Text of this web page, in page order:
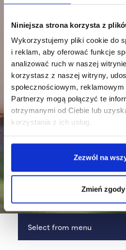
Niniejsza strona korzysta z
Wykorzystujemy pliki cookie do
i reklam, aby oferować funkcje
analizować ruch w naszej
korzystasz z naszej witryny,
społecznościowym,
Partnerzy mogą połączyć te
otrzymanymi od Ciebie lub
korzystania z ich usług.
Zezwól na
Zmień zgody
Management
Select from menu